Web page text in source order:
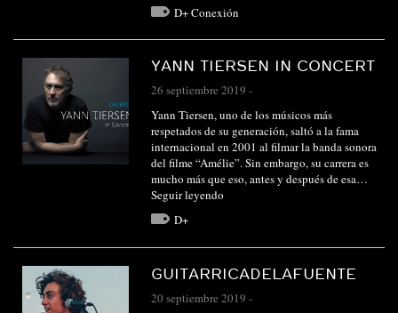
D+ Conexión
YANN TIERSEN IN CONCERT
26 septiembre 2019 -
Yann Tiersen, uno de los músicos más
respetados de su generación, saltó a la fama
internacional en 2001 al filmar la banda sonora
del filme “Amélie”. Sin embargo, su carrera es
mucho más que eso, antes y después de esa…
Seguir leyendo
D+
GUITARRICADELAFUENTE
20 septiembre 2019 -